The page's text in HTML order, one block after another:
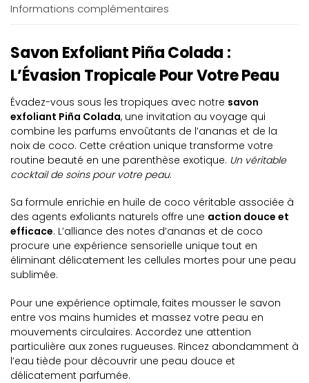
Informations complémentaires
Savon Exfoliant Piña Colada :
L’Évasion Tropicale Pour Votre Peau
Évadez-vous sous les tropiques avec notre savon
exfoliant Piña Colada, une invitation au voyage qui
combine les parfums envoûtants de l’ananas et de la
noix de coco. Cette création unique transforme votre
routine beauté en une parenthèse exotique. Un véritable
cocktail de soins pour votre peau.
Sa formule enrichie en huile de coco véritable associée à
des agents exfoliants naturels offre une action douce et
efficace. L’alliance des notes d’ananas et de coco
procure une expérience sensorielle unique tout en
éliminant délicatement les cellules mortes pour une peau
sublimée.
Pour une expérience optimale, faites mousser le savon
entre vos mains humides et massez votre peau en
mouvements circulaires. Accordez une attention
particulière aux zones rugueuses. Rincez abondamment à
l’eau tiède pour découvrir une peau douce et
délicatement parfumée.